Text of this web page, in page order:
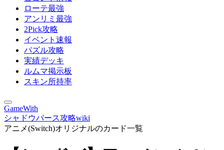
ローテ最強
アンリミ最強
2Pick攻略
イベント速報
パズル攻略
実績デッキ
ルムマ掲示板
スキン所持率
GameWith
シャドウバース攻略wiki
アニメ(Switch)オリジナルのカード一覧